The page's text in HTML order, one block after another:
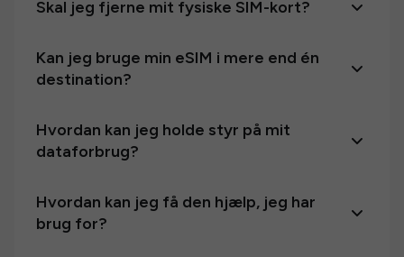
Skal jeg fjerne mit fysiske SIM-kort?
Kan jeg bruge min eSIM i mere end én
destination?
Hvordan kan jeg holde styr på mit
dataforbrug?
Hvordan kan jeg få den hjælp, jeg har
brug for?